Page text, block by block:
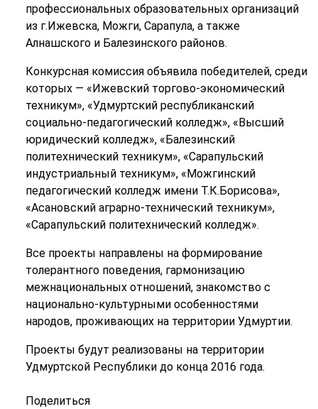
профессиональных образовательных организаций
из г.Ижевска, Можги, Сарапула, а также
Алнашского и Балезинского районов.
Конкурсная комиссия объявила победителей, среди
которых — «Ижевский торгово-экономический
техникум», «Удмуртский республиканский
социально-педагогический колледж», «Высший
юридический колледж», «Балезинский
политехнический техникум», «Сарапульский
индустриальный техникум», «Можгинский
педагогический колледж имени Т.К.Борисова»,
«Асановский аграрно-технический техникум»,
«Сарапульский политехнический колледж».
Все проекты направлены на формирование
толерантного поведения, гармонизацию
межнациональных отношений, знакомство с
национально-культурными особенностями
народов, проживающих на территории Удмуртии.
Проекты будут реализованы на территории
Удмуртской Республики до конца 2016 года.
Поделиться